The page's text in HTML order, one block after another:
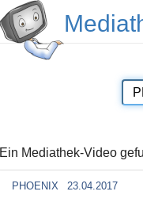
Ein Mediathek-Video
PHOENIX 23.04.2017